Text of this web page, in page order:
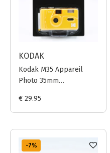
KODAK
Kodak M35 Appareil
Photo 35mm
€ 29.95
-7%